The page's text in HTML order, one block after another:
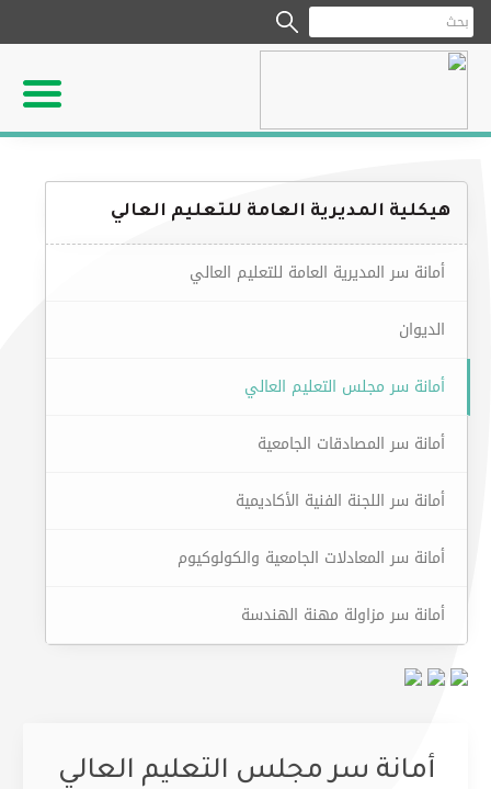
هيكلية المديرية العامة للتعليم العالي
أمانة سر المديرية العامة للتعليم العالي
الديوان
أمانة سر مجلس التعليم العالي
أمانة سر المصادقات الجامعية
أمانة سر اللجنة الفنية الأكاديمية
أمانة سر المعادلات الجامعية والكولوكيوم
أمانة سر مزاولة مهنة الهندسة
أمانة سر مجلس التعليم العالي